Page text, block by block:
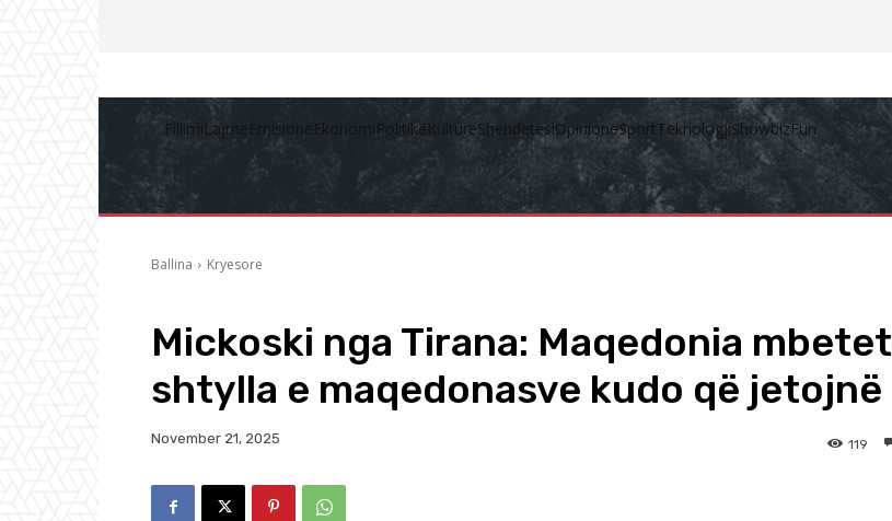
FillimiLajmeEmisioneEkonomiPolitikëKulturëShëndetësiOpinioneSportTeknologjiShowbizFun
Ballina Kryesore
Mickoski nga Tirana: Maqedonia mbetet
shtylla e maqedonasve kudo që jetojnë
November 21, 2025 119